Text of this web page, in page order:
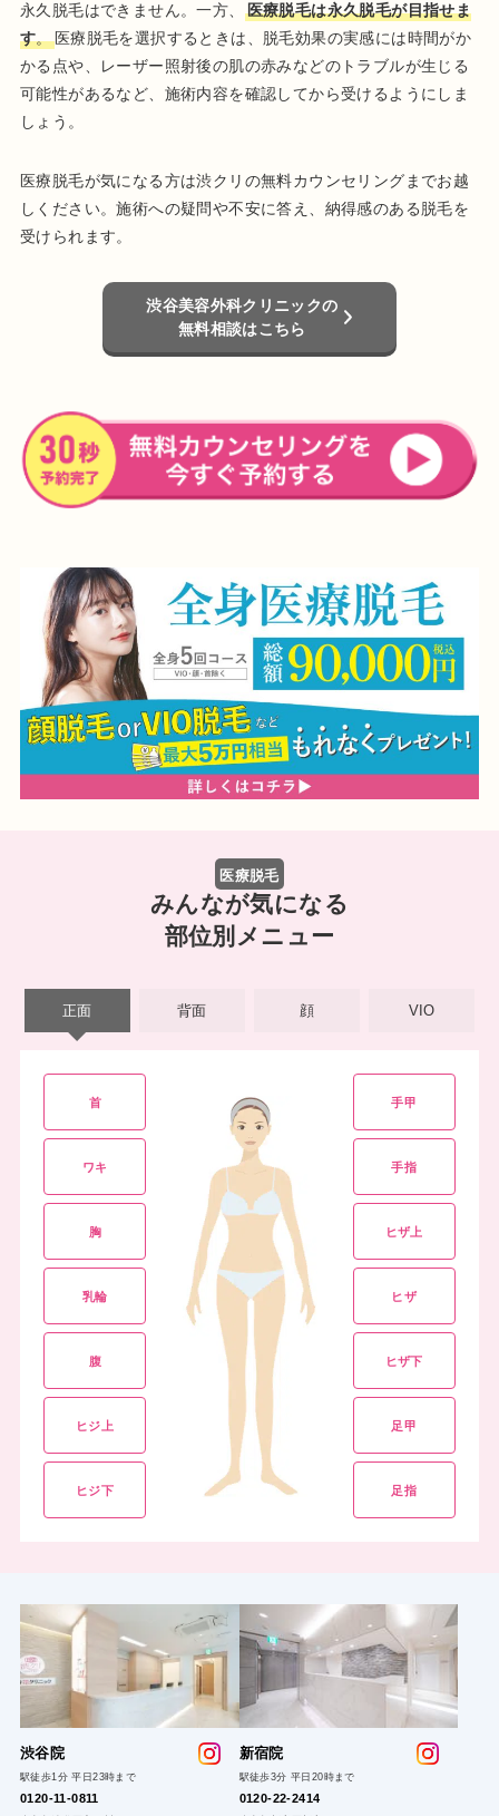
永久脱毛はできません。一方、
医療脱毛は永久脱毛が目指せま
す。医療脱毛を選択するときは、脱毛効果の実感には時間がか
かる点や、レーザー照射後の肌の赤みなどのトラブルが生じる
可能性があるなど、施術内容を確認してから受けるようにしま
しょう。
医療脱毛が気になる方は渋クリの無料カウンセリングまでお越
しください。施術への疑問や不安に答え、納得感のある脱毛を
受けられます。
渋谷美容外科クリニックの
無料相談はこちら
医療脱毛
みんなが気になる
部位別メニュー
正面 背面 顔 VIO
首
ワキ
胸
乳輪
腹
ヒジ上
ヒジ下
手甲
手指
ヒザ上
ヒザ
ヒザ下
足甲
足指
渋谷院
駅徒歩1分 平日23時まで
0120-11-0811
新宿院
駅徒歩3分 平日20時まで
0120-22-2414